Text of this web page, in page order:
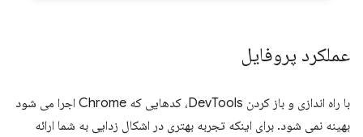
عملکرد پروفایل
با راه اندازی و باز کردن DevTools، کدهایی که Chrome اجرا می شود
بهینه نمی شود. برای اینکه تجربه بهتری در اشکال زدایی به شما ارائه